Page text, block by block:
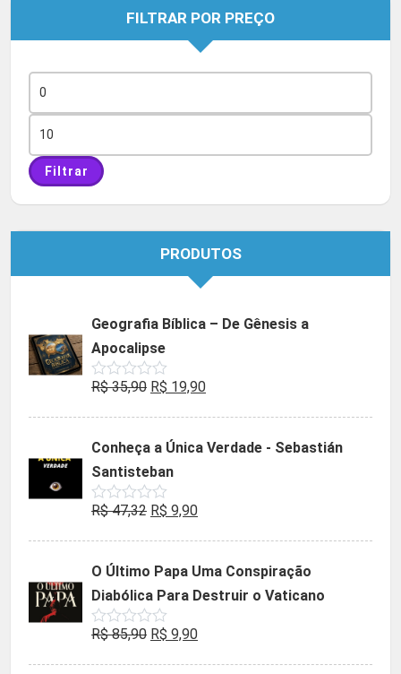
FILTRAR POR PREÇO
mínimo
máximo
Filtrar
PRODUTOS
Geografia Bíblica – De Gênesis a
Apocalipse
Avaliação
de
R$35,90 O
era:
R$ 35,90.
R$ 19,90O
é:
Conheça a Única Verdade - Sebastián
Santisteban
Avaliação
de
R$47,32 O
era:
R$ 47,32.
R$ 9,90O
é:
R$ 9,90.
O Último Papa Uma Conspiração
Diabólica Para Destruir o Vaticano
Avaliação
de
R$85,90 O
R$ 9,90O